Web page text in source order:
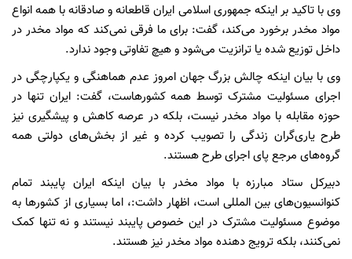
وی با تاکید بر اینکه جمهوری اسلامی ایران قاطعانه و صادقانه با همه انواع
مواد مخدر برخورد می‌کند، گفت: برای ما فرقی نمی‌کند که مواد مخدر در
داخل توزیع شده یا ترانزیت می‌شود و هیچ تفاوتی وجود ندارد.
وی با بیان اینکه چالش بزرگ جهان امروز عدم هماهنگی و یکپارچگی در
اجرای مسئولیت مشترک توسط همه کشورهاست، گفت: ایران تنها در
حوزه مقابله با مواد مخدر نیست، بلکه در عرصه کاهش و پیشگیری نیز
طرح یاری‌گران زندگی را تصویب کرده و غیر از بخش‌های دولتی همه
گروه‌های مرجع پای اجرای طرح هستند.
دبیرکل ستاد مبارزه با مواد مخدر با بیان اینکه ایران پایبند تمام
کنوانسیون‌های بین المللی است، اظهار داشت:، اما بسیاری از کشور‌ها به
موضوع مسئولیت مشترک در این خصوص پایبند نیستند و نه تنها کمک
نمی‌کنند، بلکه ترویج دهنده مواد مخدر نیز هستند.